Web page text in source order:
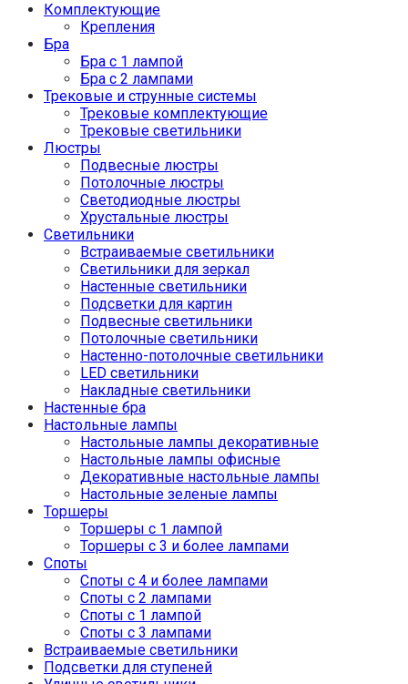
Комплектующие
Крепления
Бра
Бра с 1 лампой
Бра с 2 лампами
Трековые и струнные системы
Трековые комплектующие
Трековые светильники
Люстры
Подвесные люстры
Потолочные люстры
Светодиодные люстры
Хрустальные люстры
Светильники
Встраиваемые светильники
Светильники для зеркал
Настенные светильники
Подсветки для картин
Подвесные светильники
Потолочные светильники
Настенно-потолочные светильники
LED светильники
Накладные светильники
Настенные бра
Настольные лампы
Настольные лампы декоративные
Настольные лампы офисные
Декоративные настольные лампы
Настольные зеленые лампы
Торшеры
Торшеры с 1 лампой
Торшеры с 3 и более лампами
Споты
Споты с 4 и более лампами
Споты с 2 лампами
Споты с 1 лампой
Споты с 3 лампами
Встраиваемые светильники
Подсветки для ступеней